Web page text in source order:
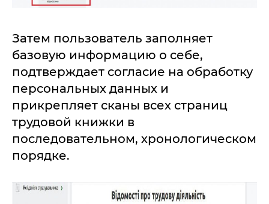
Затем пользователь заполняет
базовую информацию о себе,
подтверждает согласие на обработку
персональных данных и
прикрепляет сканы всех страниц
трудовой книжки в
последовательном, хронологическом
порядке.